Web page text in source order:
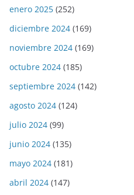
enero 2025 (252)
diciembre 2024 (169)
noviembre 2024 (169)
octubre 2024 (185)
septiembre 2024 (142)
agosto 2024 (124)
julio 2024 (99)
junio 2024 (135)
mayo 2024 (181)
abril 2024 (147)